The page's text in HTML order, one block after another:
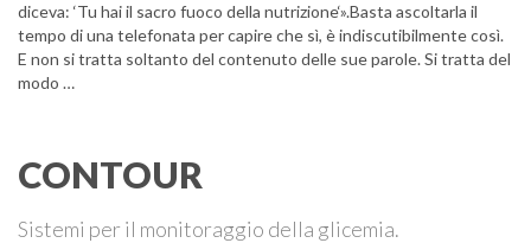
diceva: ‘Tu hai il sacro fuoco della nutrizione‘».Basta ascoltarla il
tempo di una telefonata per capire che sì, è indiscutibilmente così.
E non si tratta soltanto del contenuto delle sue parole. Si tratta del
modo …
CONTOUR
Sistemi per il monitoraggio della glicemia.